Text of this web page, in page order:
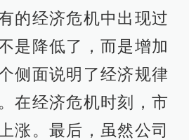
的经济危机中出现过
是降低了，而是增加
侧面说明了经济规律
在经济危机时刻，市
涨。最后，虽然公司